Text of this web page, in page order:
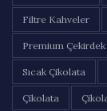
Filtre Kahveler
Premium
Sıcak Çikolata
Çikolata